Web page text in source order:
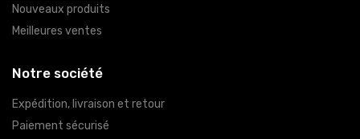
Nouveaux produits
Meilleures ventes
Notre société
Expédition, livraison et retour
Paiement sécurisé